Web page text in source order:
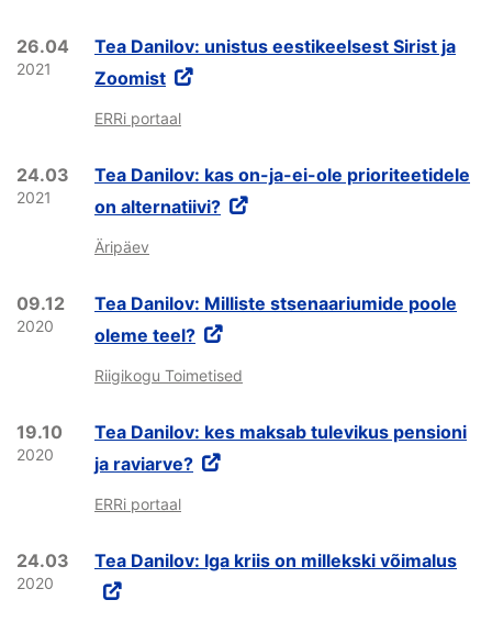
26.04
2021
Tea Danilov: unistus eestikeelsest Sirist ja
Zoomist
ERRi portaal
24.03
2021
Tea Danilov: kas on-ja-ei-ole prioriteetidele
on alternatiivi?
Äripäev
09.12
2020
Tea Danilov: Milliste stsenaariumide poole
oleme teel?
Riigikogu Toimetised
19.10
2020
Tea Danilov: kes maksab tulevikus pensioni
ja raviarve?
ERRi portaal
24.03
2020
Tea Danilov: Iga kriis on millekski võimalus